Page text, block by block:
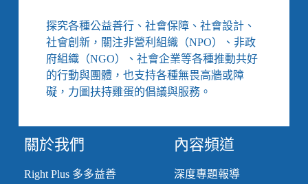
探究各種公益善行、社會保障、社會設計、
社會創新，關注非營利組織（NPO）、非政
府組織（NGO）、社會企業等各種推動共好
的行動與團體，也支持各種無畏高牆或障
礙，力圖扶持雞蛋的倡議與服務。
關於我們
Right Plus 多多益善
內容頻道
深度專題報導